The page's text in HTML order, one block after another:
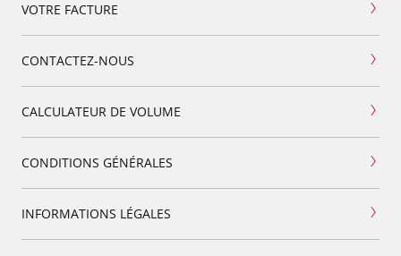
VOTRE FACTURE
CONTACTEZ-NOUS
CALCULATEUR DE VOLUME
CONDITIONS GÉNÉRALES
INFORMATIONS LÉGALES